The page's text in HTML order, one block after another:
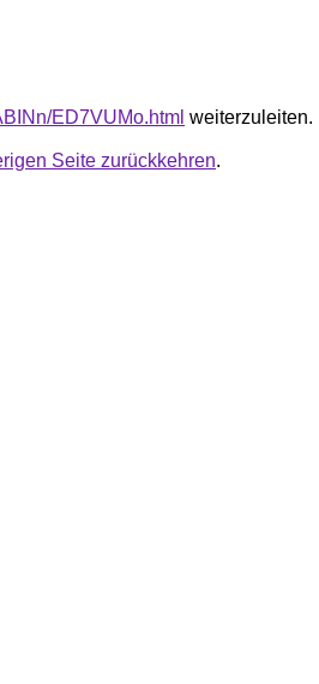
ED7VUMo.html weiterzuleiten.
Seite zurückkehren.